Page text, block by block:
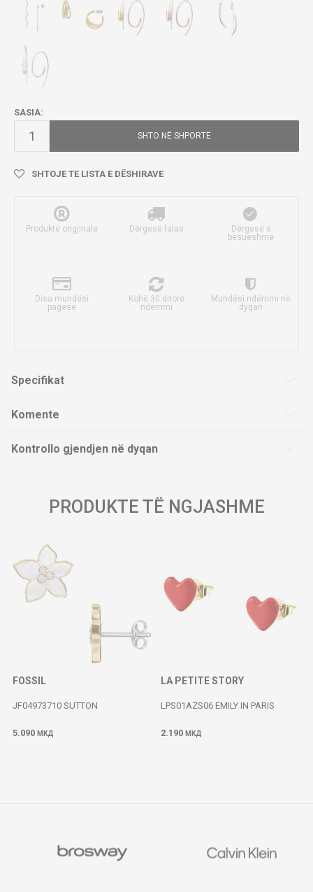
SASIA:
SHTO NË SHPORTË
SHTOJE TE LISTA E DËSHIRAVE
Produkte origjinale Dërgesë falas
Dërgesë e
besueshme
Disa mundësi
pagese
Kohë 30 ditore
ndërrimi
Mundësi ndërrimi në
dyqan
Specifikat
Komente
Kontrollo gjendjen në dyqan
PRODUKTE TË NGJASHME
FOSSIL
JF04973710 SUTTON
5.090 МКД
LA PETITE STORY
LPS01AZS06 EMILY IN PARIS
2.190 МКД